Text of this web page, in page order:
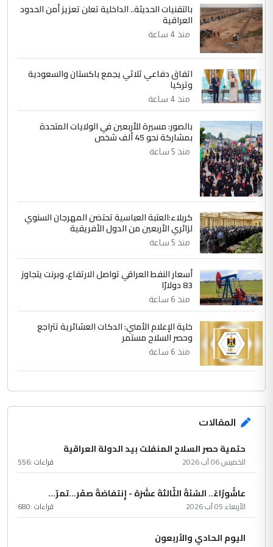
ابا فرات ...
الموضوع :
الجواهري يرد على صدام حسين سل
مضجعيك يابن الزنا (نص كامل)
5 سردار
التعليق : واحد من عصابة علي ماما يسقط
جنسية الرافد الثالث للعراق ومن اصول عريقة
ابا فرات ...
الموضوع :
الجواهري يرد على صدام حسين سل
مضجعيك يابن الزنا (نص كامل)
بالتقنيات الحديثة.. الداخلية تعلن تعزيز أمن الحدود
العراقية
منذ 4 ساعة
اتفاق دفاعي ثلاثي يجمع باكستان والسعودية
وتركيا
منذ 4 ساعة
بالصور: مسيرة للأربعين في الولايات المتحدة
بمشاركة نحو 45 ألف شخص
منذ 5 ساعة
كربلاء:العتبة العباسية تحتضن المهرجان السنوي
لزائري الأربعين من الدول الأفريقية
منذ 5 ساعة
أسعار النفط العراقي تواصل الارتفاع، وبرنت يتجاوز
83 دولارًا
منذ 6 ساعة
خلية الإعلام الأمني: الدكات العشائرية تتراجع
وحصر السلاح مستمر
منذ 6 ساعة
المقالات
حتمية حصر السلاح المنفلت بيد الدولة العراقية
الخميس 06 آب 2026 قراءات :556
عاشُورْاءُ.. السّنَةُ الثّالثةَ عشَرَة - إِنتفاضةُ صفَر…تمرّ...
الأربعاء 05 آب 2026 قراءات :680
اليوم الحادي والأربعون